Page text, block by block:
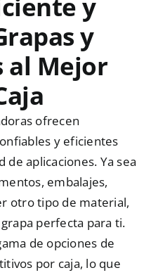
y
y
al Mejor
ofrecen
y eficientes
de aplicaciones. Ya sea
embalajes,
otro tipo de material,
perfecta para ti.
de opciones de
por caja, lo que